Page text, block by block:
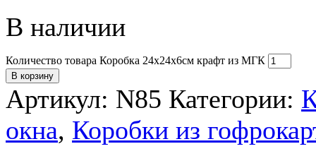
В наличии
Количество товара Коробка 24x24x6см крафт из МГК
В корзину
Артикул: N85 Категории:
окна, Коробки из